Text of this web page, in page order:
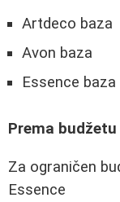
Artdeco baza
Avon baza
Essence baza
Prema budžetu
Za ograničen
Essence